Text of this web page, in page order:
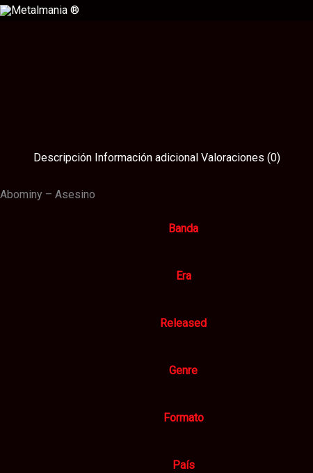
Ir
Descripción Información adicional Valoraciones (0)
Abominy – Asesino
Banda
Era
Released
Genre
Formato
País